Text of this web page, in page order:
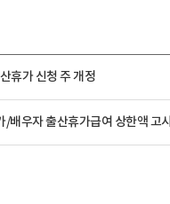
휴가 신청 주 개정
배우자 출산휴가급여 상한액 고시